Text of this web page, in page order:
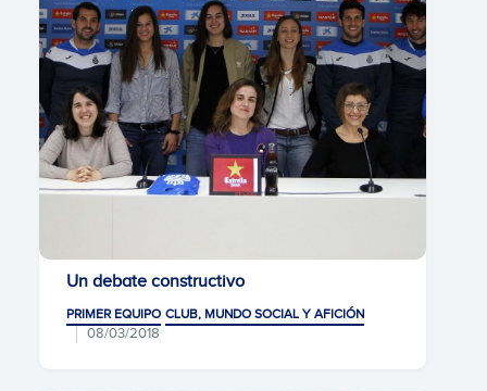
Un debate constructivo
PRIMER EQUIPO CLUB, MUNDO SOCIAL Y AFICIÓN
08/03/2018